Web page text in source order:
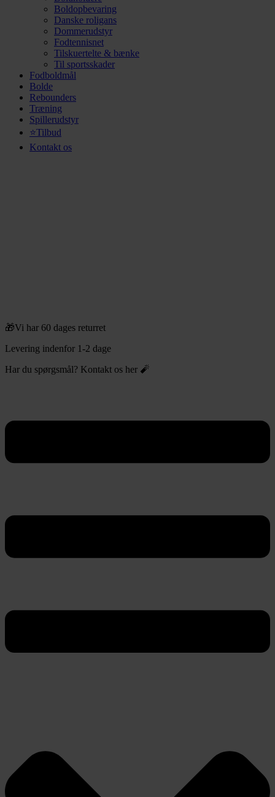
Boldopbevaring
Danske roligans
Dommerudstyr
Fodtennisnet
Tilskuertelte & bænke
Til sportsskader
Fodboldmål
Bolde
Rebounders
Træning
Spillerudstyr
⭐Tilbud
Kontakt os
🎁Vi har 60 dages returret
Levering indenfor 1-2 dage
Har du spørgsmål? Kontakt os her 🧨